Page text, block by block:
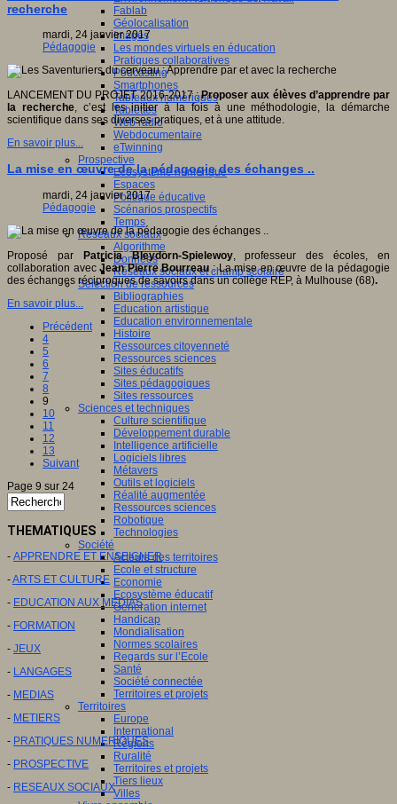
Fablab
Géolocalisation
Images
Les mondes virtuels en éducation
Pratiques collaboratives
Podcasting
Smartphones
Tableaux numériques
Tablettes
Web radio
Webdocumentaire
eTwinning
Prospective
Ecosystème numérique
Espaces
Politique éducative
Scénarios prospectifs
Temps
Réseaux sociaux
Algorithme
Données
Réseaux sociaux et champ scolaire
Sélection de ressources
Bibliographies
Education artistique
Education environnementale
Histoire
Ressources citoyenneté
Ressources sciences
Sites éducatifs
Sites pédagogiques
Sites ressources
Sciences et techniques
Culture scientifique
Développement durable
Intelligence artificielle
Logiciels libres
Métavers
Outils et logiciels
Réalité augmentée
Ressources sciences
Robotique
Technologies
Société
Acteurs des territoires
Ecole et structure
Economie
Ecosystème éducatif
Génération internet
Handicap
Mondialisation
Normes scolaires
Regards sur l’Ecole
Santé
Société connectée
Territoires et projets
Territoires
Europe
International
Régions
Ruralité
Territoires et projets
Tiers lieux
Villes
recherche
mardi, 24 janvier 2017
Pédagogie
LANCEMENT DU PROJET 2016-2017 :Proposer aux élèves d’apprendre par
la recherche, c’est les initier à la fois à une méthodologie, la démarche
scientifique dans ses diverses pratiques, et à une attitude.
En savoir plus...
La mise en œuvre de la pédagogie des échanges ..
mardi, 24 janvier 2017
Pédagogie
Proposé par Patricia Bleydorn-Spielewoy, professeur des écoles, en
collaboration avecJean Pierre Bourreau: La mise en œuvre de la pédagogie
des échanges réciproques de savoirs dans un collège REP, à Mulhouse (68).
En savoir plus...
Précédent
4
5
6
7
8
9
10
11
12
13
Suivant
Page 9 sur 24
THEMATIQUES
- APPRENDRE ET ENSEIGNER
-ARTS ET CULTURE
- EDUCATION AUX MEDIAS
- FORMATION
- JEUX
- LANGAGES
- MEDIAS
- METIERS
- PRATIQUES NUMERIQUES
- PROSPECTIVE
- RESEAUX SOCIAUX